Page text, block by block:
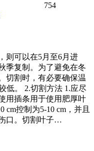
754
则可以在5月至6月进
季复制。为了避免在冬
切割时，有必要确保温
低。 2.切割方法 1.应尽
用插条用于使用肥厚叶
cm控制为5-10 cm，并且
口。切割叶子…